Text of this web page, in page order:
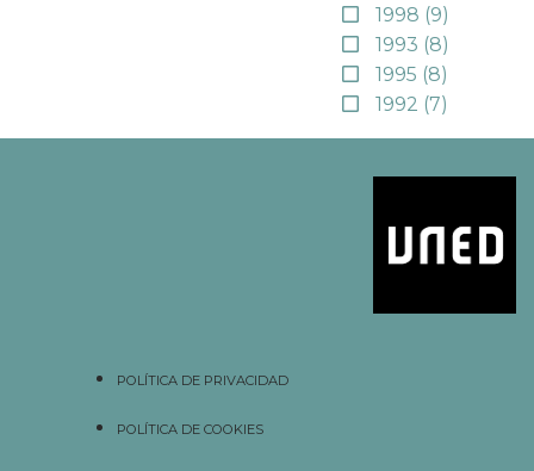
1998 (9)
1993 (8)
1995 (8)
1992 (7)
POLÍTICA DE PRIVACIDAD
POLÍTICA DE COOKIES